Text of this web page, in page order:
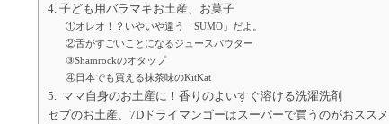
4. 子ども用バラマキお土産、お菓子
①オレオ！？いやいや違う「SUMO」だよ。
②舌がすごいことになるジュースパウダー
③Shamrockのオタップ
④日本でも買える抹茶味のKitKat
5. ママ自身のお土産に！香りのよいすぐ溶ける洗濯洗剤
セブのお土産、7Dドライマンゴーはスーパーで買うのがおススメ